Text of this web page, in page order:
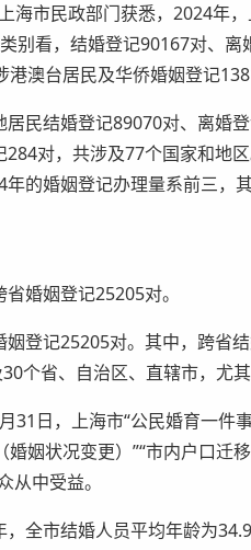
海市民政部门获悉，2024年
别看，结婚登记90167对、
澳台居民及华侨婚姻登记
民结婚登记89070对、离婚
对，共涉及77个国家和地
的婚姻登记办理量系前三，
婚姻登记25205对。
登记25205对。其中，跨省
个省、自治区、直辖市，尤
日，上海市“公民婚育一件
婚姻状况变更）”“市内户口迁
从中受益。
全市结婚人员平均年龄为